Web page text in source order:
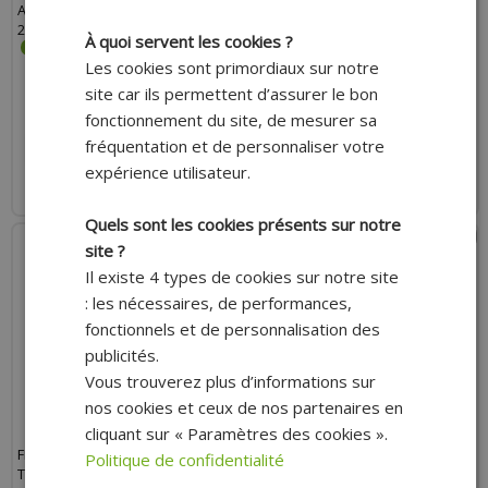
APRÈS 2002, GILERA SMT, RCR
2000-2007
22.10 €
AJOUTER AU PANIER
GPR APRÈS 2011
28.80 €
AJOUTER AU PANIER
FEU ARRIÈRE REPLAY OVALE
TRANSPARENT AVEC STOP (19
FEU ARRIÈRE REPLAY ROND ACIER
À quoi servent les cookies ?
Les cookies sont primordiaux sur notre
site car ils permettent d’assurer le bon
fonctionnement du site, de mesurer sa
fréquentation et de personnaliser votre
expérience utilisateur.
Quels sont les cookies présents sur notre
site ?
Il existe 4 types de cookies sur notre site
: les nécessaires, de performances,
fonctionnels et de personnalisation des
publicités.
Vous trouverez plus d’informations sur
nos cookies et ceux de nos partenaires en
cliquant sur « Paramètres des cookies ».
Politique de confidentialité